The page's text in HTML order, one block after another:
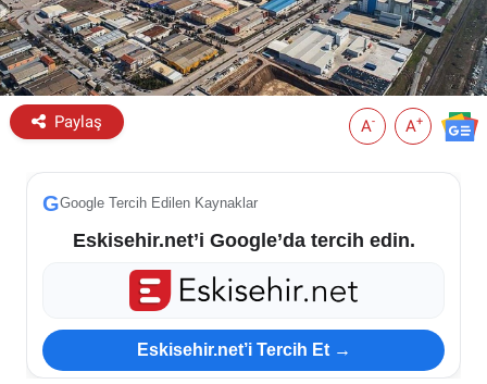
Paylaş A- A+
GGoogle Tercih Edilen Kaynaklar
Eskisehir.net’i Google’da tercih edin.
Eskisehir.net’i Tercih Et →